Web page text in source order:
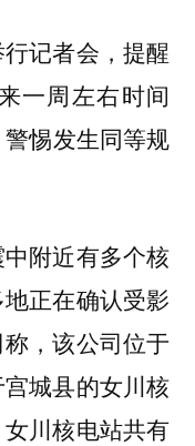
记者会，提醒
一周左右时间
惕发生同等规
附近有多个核
正在确认受影
，该公司位于
城县的女川核
川核电站共有